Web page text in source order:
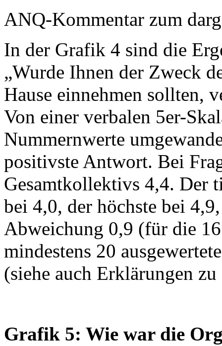
ANQ-Kommentar zum
In der Grafik 4 sind die
„Wurde Ihnen der Zweck
Hause einnehmen sollten,
Von einer verbalen 5er-
Nummernwerte
positivste Antwort. Bei
Gesamtkollektivs 4,4. Der
bei 4,0, der höchste bei
Abweichung 0,9 (für die
mindestens 20
(siehe auch Erklärungen
Grafik 5: Wie war die